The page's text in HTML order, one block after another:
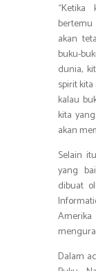
akan
buku-
dunia,
spirit
kalau
kita
akan
Selain
yang
dibuat
Dalam